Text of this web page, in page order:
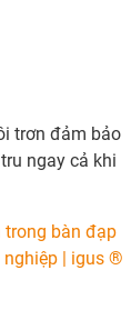
trơn đảm bảo
ngay cả khi
trong bàn đạp
| igus ®